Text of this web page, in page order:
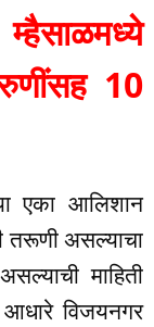
10
एका आलिशान
तरूणी असल्याचा
माहिती
आधारे विजयनगर